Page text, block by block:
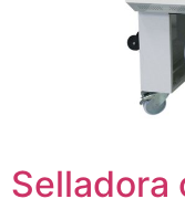
Selladora